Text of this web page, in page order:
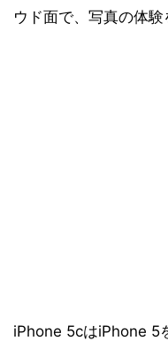
ウド面で、写真の体験
iPhone 5cはiPhone 5